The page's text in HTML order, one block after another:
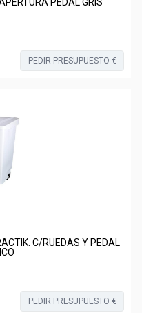
PEDIR PRESUPUESTO €
C/RUEDAS Y PEDAL
PEDIR PRESUPUESTO €